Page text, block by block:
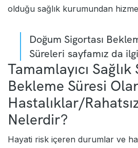
olduğu sağlık kurumundan
Doğum Sigortası
Süreleri sayfamız da
Tamamlayıcı Sağlık
Bekleme Süresi
Hastalıklar/
Nelerdir?
Hayati risk içeren durumlar ve